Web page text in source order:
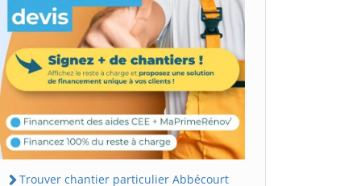
Trouver chantier particulier Abbécourt